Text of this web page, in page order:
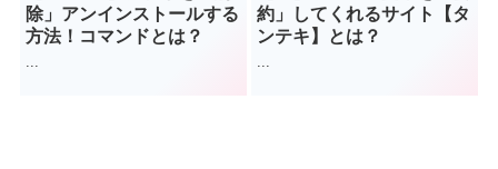
除」アンインストールする
方法！コマンドとは？
...
約」してくれるサイト【タ
ンテキ】とは？
...